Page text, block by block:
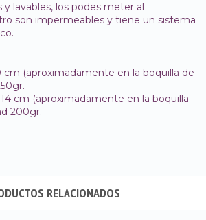
y lavables, los podes meter al
son impermeables y tiene un sistema
cm (aproximadamente en la boquilla de
cm (aproximadamente en la boquilla
200gr.
RELACIONADOS